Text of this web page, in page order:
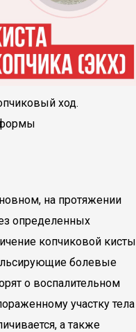
ход.
формы
на протяжении
определенных
копчиковой кисты
болевые
о воспалительном
участку тела
а также